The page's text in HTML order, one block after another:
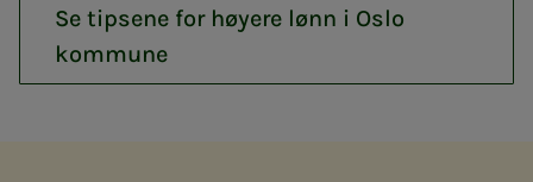
Se tipsene for høyere lønn i Oslo
kommune